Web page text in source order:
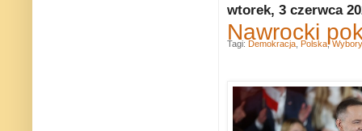
wtorek, 3 czerwca
Nawrocki
Tagi: Demokracja Polska,Wybory